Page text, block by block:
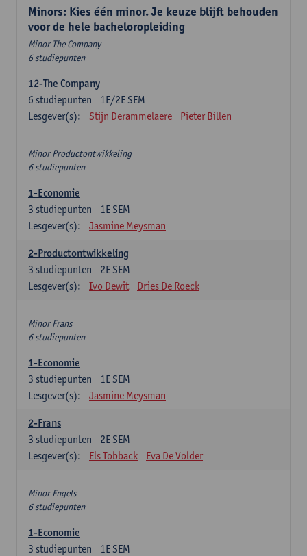
Minors: Kies één minor. Je keuze blijft behouden
voor de hele bacheloropleiding
Minor The Company
6 studiepunten
12-The Company
1E/2E SEM
6 studiepunten
Lesgever(s):
Stijn Derammelaere Pieter Billen
Minor Productontwikkeling
6 studiepunten
1-Economie
1E SEM
3 studiepunten
Lesgever(s):
Jasmine Meysman
2-Productontwikkeling
2E SEM
3 studiepunten
Lesgever(s):
Ivo Dewit Dries De Roeck
Minor Frans
6 studiepunten
1-Economie
1E SEM
3 studiepunten
Lesgever(s):
Jasmine Meysman
2-Frans
2E SEM
3 studiepunten
Lesgever(s):
Els Tobback Eva De Volder
Minor Engels
6 studiepunten
1-Economie
1E SEM
3 studiepunten